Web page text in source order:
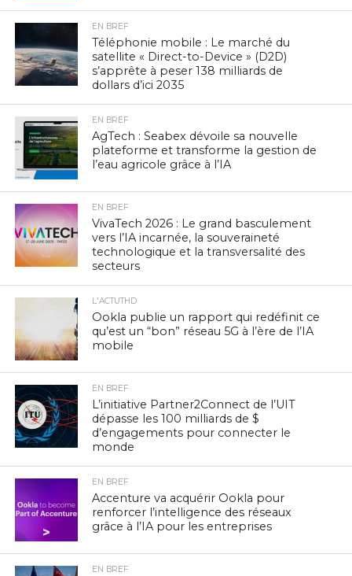
EN BREF
Téléphonie mobile : Le marché du
satellite « Direct-to-Device » (D2D)
s’apprête à peser 138 milliards de
dollars d’ici 2035
EN BREF
AgTech : Seabex dévoile sa nouvelle
plateforme et transforme la gestion de
l’eau agricole grâce à l’IA
EN BREF
VivaTech 2026 : Le grand basculement
vers l’IA incarnée, la souveraineté
technologique et la transversalité des
secteurs
L'ACTUTHD
Ookla publie un rapport qui redéfinit ce
qu’est un “bon” réseau 5G à l’ère de l’IA
mobile
EN BREF
L’initiative Partner2Connect de l’UIT
dépasse les 100 milliards de $
d’engagements pour connecter le
monde
EN BREF
Accenture va acquérir Ookla pour
renforcer l’intelligence des réseaux
grâce à l’IA pour les entreprises
EN BREF